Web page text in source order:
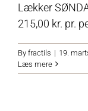
Lækker
215,00 kr. pr.
By fractils | 19.
Læs mere